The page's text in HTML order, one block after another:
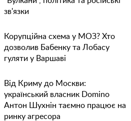
"Бенкет під час
чуми": Філіп Кіркоров
зв'язки
Корупційна схема у МОЗ? Хто
дозволив Бабенку та Лобасу
гуляти у Варшаві
Від Криму до Москви:
український власник Domino
Антон Шухнін таємно працює на
ринку агресора